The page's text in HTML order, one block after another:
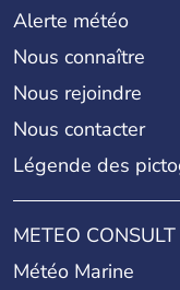
Alerte météo
Nous connaître
Nous rejoindre
Nous contacter
Légende des
METEO CONSULT
Météo Marine